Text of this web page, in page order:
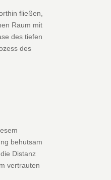
fließen,
Raum mit
des tiefen
des
behutsam
Distanz
vertrauten